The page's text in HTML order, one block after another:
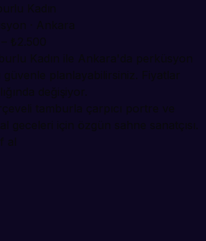
Kadın
· Ankara
– ₺2.500
Kadın ile Ankara'da perküsyon
planlayabilirsiniz. Fiyatlar
değişiyor.
tamburla çarpıcı portre ve
geceleri için özgün sahne sanatçısı.
al